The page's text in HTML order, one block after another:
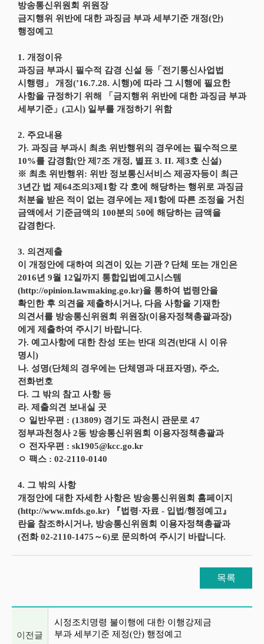
방송통신위원회 위원장
금지행위 위반에 대한 과징금 부과 세부기준 개정(안)
행정예고
1. 개정이유
과징금 부과시 필수적 감경 신설 등「전기통신사업법
시행령」 개정(’16.7.28. 시행)에 따라 그 시행에 필요한
사항을 규정하기 위해 「금지행위 위반에 대한 과징금 부과
세부기준」(고시) 일부를 개정하기 위함
2. 주요내용
가. 과징금 부과시 최초 위반행위의 경우에는 필수적으로
10%를 감경함(안 제7조 개정, 별표 3. II. 제3호 신설)
※ 최초 위반행위: 위반 정보통신서비스 제공자등이 최근
3년간 법 제64조의3제1항 각 호에 해당하는 행위로 과징금
처분을 받은 적이 없는 경우에는 제1항에 따른 조정을 거친
금액에서 기준금액의 100분의 50에 해당하는 금액을
감경한다.
3. 의견제출
이 개정안에 대하여 의견이 있는 기관？단체 또는 개인은
2016년 9월 12일까지 통합입법예고시스템
(http://opinion.lawmaking.go.kr)을 통하여 법령안을
확인한 후 의견을 제출하시거나, 다음 사항을 기재한
의견서를 방송통신위원회 위원장(이용자정책총괄과장)
에게 제출하여 주시기 바랍니다.
가. 예고사항에 대한 찬성 또는 반대 의견(반대 시 이유
명시)
나. 성명(단체의 경우에는 단체명과 대표자명), 주소,
전화번호
다. 그 밖의 참고 사항 등
라. 제출의견 보내실 곳
ㅇ 일반우편 : (13809) 경기도 과천시 관문로 47
정부과천청사 2동 방송통신위원회 이용자정책총괄과
ㅇ 전자우편 : sk1905@kcc.go.kr
ㅇ 팩스 : 02-2110-0140
4. 그 밖의 사항
개정안에 대한 자세한 사항은 방송통신위원회 홈페이지
(http://www.mfds.go.kr) 『법령·자료 - 입법/행정예고』
란을 참조하시거나, 방송통신위원회 이용자정책총괄과
(전화 02-2110-1475～6)로 문의하여 주시기 바랍니다.
목록
이전글
시정조치명령 불이행에 대한 이행강제금
부과 세부기준 제정(안) 행정예고